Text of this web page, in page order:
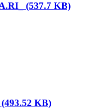
(537.7 KB)
KB)